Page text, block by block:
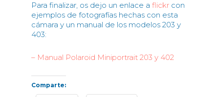
Para finalizar, os dejo un enlace a flickr con
ejemplos de fotografías hechas con esta
cámara y un manual de los modelos 203 y
403:
– Manual Polaroid Miniportrait 203 y 402
Comparte: